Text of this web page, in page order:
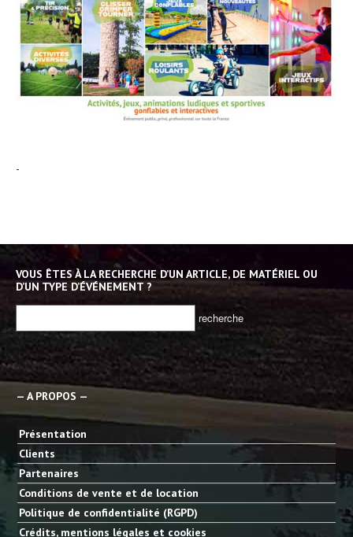
-
VOUS ÊTES À LA RECHERCHE D’UN ARTICLE, DE MATÉRIEL OU
D’UN TYPE D’ÉVÉNEMENT ?
— A PROPOS —
Présentation
Clients
Partenaires
Conditions de vente et de location
Politique de confidentialité (RGPD)
Crédits, mentions légales et cookies